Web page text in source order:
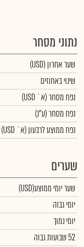
נתוני מסחר
שער אחרון (USD)
שינוי באחוזים
נפח מסחר(א` USD)
נפח מסחר(ע"נ)
נפח ממוצע לרבעון (א` USD)
שערים
שער יומי ממוצע(USD)
יומי גבוה
יומי נמוך
52 שבועות גבוה